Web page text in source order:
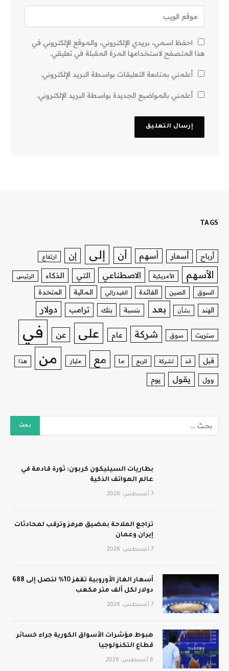
احفظ اسمي، بريدي الإلكتروني، والموقع الإلكتروني في
هذا المتصفح لاستخدامها المرة المقبلة في تعليقي.
أعلمني بمتابعة التعليقات بواسطة البريد الإلكتروني.
أعلمني بالمواضيع الجديدة بواسطة البريد الإلكتروني.
TAGS
أرباح أسعار أسهم أن إلى إن ارتفاع
الأسهم الأمريكية الاصطناعي التي الذكاء الرئيس
السوق الصين الفائدة الفيدرالي المالية المتحدة
الهند بشأن بعد بنسبة بنك ترامب دولار
ستريت سوق شركة عام على عن في
قبل قد لشركة للربع ما مع مليار من هذا
وول يقول يوم
بطاريات السيليكون كربون: ثورة قادمة في
عالم الهواتف الذكية
7 أغسطس، 2026
تراجع الملاحة بمضيق هرمز وترقب لمحادثات
إيران وعمان
7 أغسطس، 2026
أسعار الغاز الأوروبية تقفز 10% لتصل إلى 688
دولار لكل ألف متر مكعب
7 أغسطس، 2026
هبوط مؤشرات الأسواق الكورية جراء خسائر
قطاع التكنولوجيا
6 أغسطس، 2026